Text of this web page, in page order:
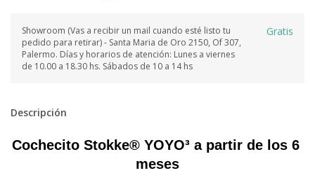
Showroom (Vas a recibir un mail cuando esté listo tu
pedido para retirar) - Santa Maria de Oro 2150, Of 307,
Palermo. Días y horarios de atención: Lunes a viernes
de 10.00 a 18.30 hs. Sábados de 10 a 14 hs
Gratis
Descripción
Cochecito Stokke® YOYO³ a partir de los 6
meses